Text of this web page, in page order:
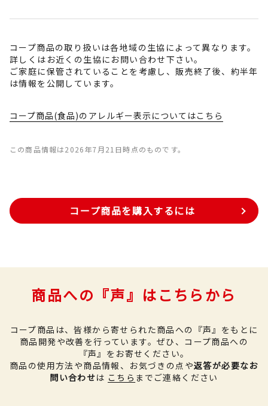
コープ商品の取り扱いは各地域の生協によって異なります。
詳しくはお近くの生協にお問い合わせ下さい。
ご家庭に保管されていることを考慮し、販売終了後、約半年
は情報を公開しています。
コープ商品(食品)のアレルギー表示についてはこちら
この商品情報は2026年7月21日時点のものです。
コープ商品を購入するには
商品への『声』はこちらから
コープ商品は、皆様から寄せられた商品への『声』をもとに
商品開発や改善を行っています。 ぜひ、コープ商品への
『声』をお寄せください。
商品の使用方法や商品情報、お気づきの点や返答が必要なお
問い合わせは こちら までご連絡ください